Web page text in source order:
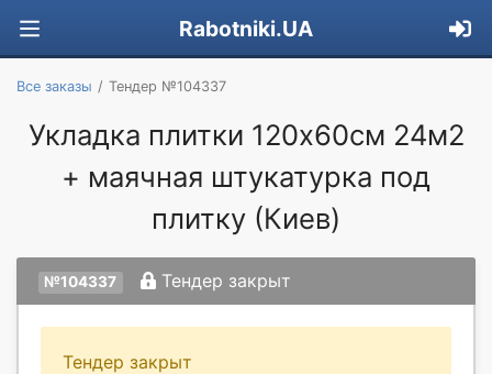
Rabotniki.UA
Все заказы Тендер №104337
Укладка плитки 120х60см 24м2
+ маячная штукатурка под
плитку (Киев)
№104337 Тендер закрыт
Тендер закрыт